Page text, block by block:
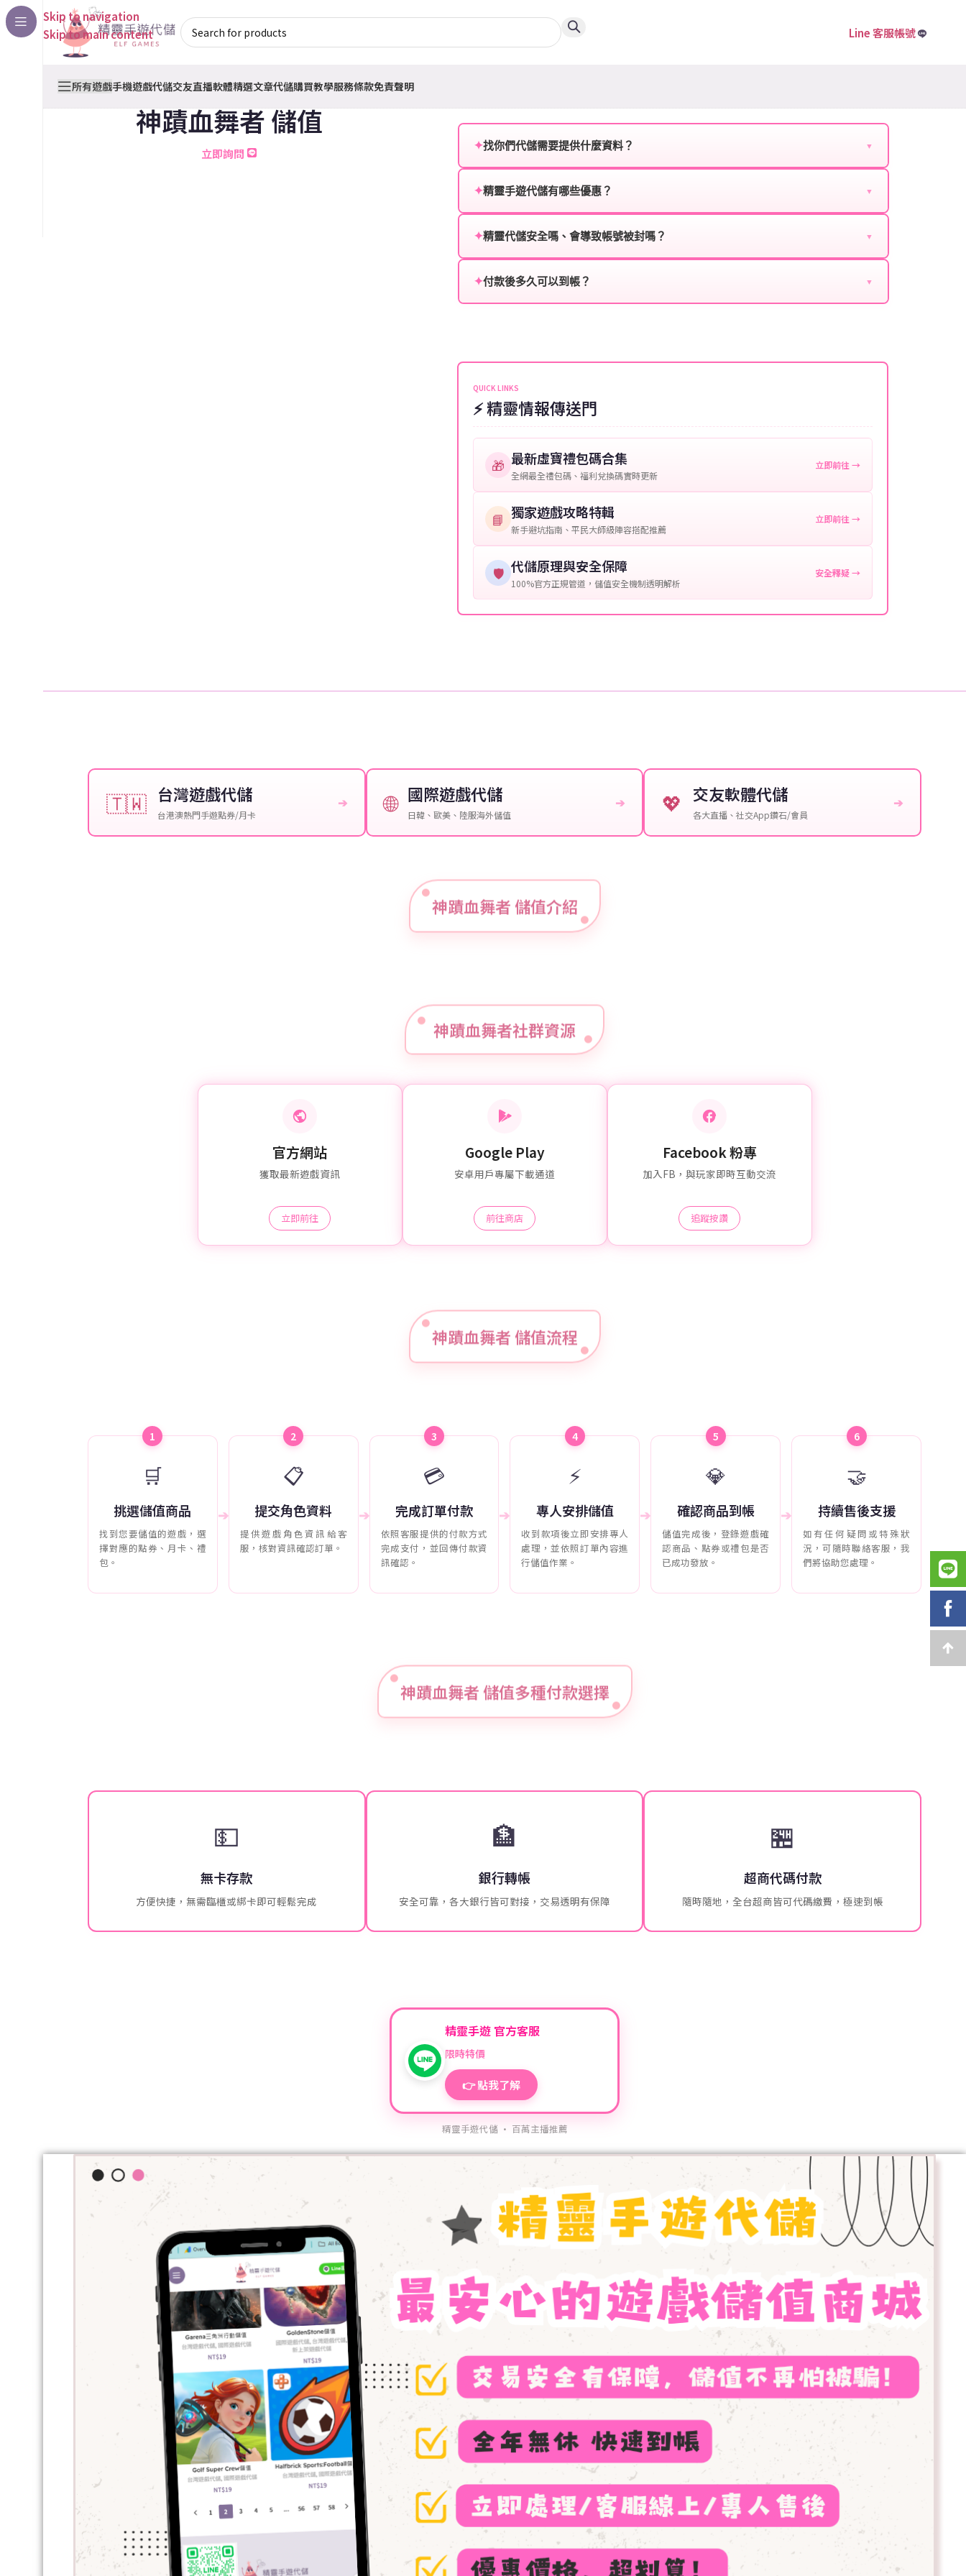
Skip to navigation
Skip to main content
Line 客服帳號
所有遊戲手機遊戲代儲交友直播軟體精選文章代儲購買教學服務條款免責聲明
神蹟血舞者 儲值
立即詢問
✦找你們代儲需要提供什麼資料？ ▼
登入方式：您的遊戲登入方式（如Facebook、Google等）。
遊戲帳號：您的遊戲帳號或ID。
購買截圖：所購買商品的截圖以作確認。
提供這些信息能幫助我們更快地處理您的代儲需求，確保您盡享遊戲樂趣！
✦精靈手遊代儲有哪些優惠？ ▼
活動，儲值最低6折起，讓玩家隨時都能享有優惠價格。
✦精靈代儲安全嗎、會導致帳號被封嗎？ ▼
或異常儲值管道。您獲得的遊戲商品與官方購買的內容相同，可以安心使用。
✦付款後多久可以到帳？ ▼
QUICK LINKS
⚡ 精靈情報傳送門
🎁 最新虛寶禮包碼合集
全網最全禮包碼、福利兌換碼實時更新
立即前往 →
📘 獨家遊戲攻略特輯
新手避坑指南、平民大師級陣容搭配推薦
立即前往 →
🛡️ 代儲原理與安全保障
100%官方正規管道，儲值安全機制透明解析
安全釋疑 →
🇹🇼 台灣遊戲代儲
台港澳熱門手遊點券/月卡
➔ 🌐 國際遊戲代儲
日韓、歐美、陸服海外儲值
➔ 💖 交友軟體代儲
各大直播、社交App鑽石/會員
➔
神蹟血舞者 儲值介紹
神蹟血舞者社群資源
官方網站
獲取最新遊戲資訊
立即前往
Google Play
安卓用戶專屬下載通道
前往商店
Facebook 粉專
加入FB，與玩家即時互動交流
追蹤按讚
神蹟血舞者 儲值流程
1
🛒
挑選儲值商品
找到您要儲值的遊戲，選
擇對應的點券、月卡、禮
包。
➔
2
📋
提交角色資料
提供遊戲角色資訊給客
服，核對資訊確認訂單。
➔
3
💳
完成訂單付款
依照客服提供的付款方式
完成支付，並回傳付款資
訊確認。
➔
4
⚡
專人安排儲值
收到款項後立即安排專人
處理，並依照訂單內容進
行儲值作業。
➔
5
💎
確認商品到帳
儲值完成後，登錄遊戲確
認商品、點券或禮包是否
已成功發放。
➔
6
🤝
持續售後支援
如有任何疑問或特殊狀
況，可隨時聯絡客服，我
們將協助您處理。
神蹟血舞者 儲值多種付款選擇
💵
無卡存款
方便快捷，無需臨櫃或綁卡即可輕鬆完成
🏦
銀行轉帳
安全可靠，各大銀行皆可對接，交易透明有保障
🏪
超商代碼付款
隨時隨地，全台超商皆可代碼繳費，極速到帳
精靈手遊 官方客服
限時特價
👉 點我了解
精靈手遊代儲 · 百萬主播推薦